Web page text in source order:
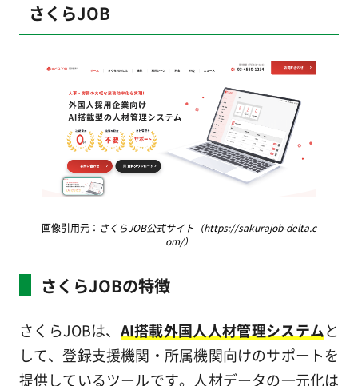
さくらJOB
画像引用元： さくらJOB公式サイト（https://sakurajob-delta.c
om/）
さくらJOBの特徴
さくらJOBは、 AI搭載外国人人材管理システムと
して、登録支援機関・所属機関向けのサポートを
提供しているツールです。人材データの一元化は